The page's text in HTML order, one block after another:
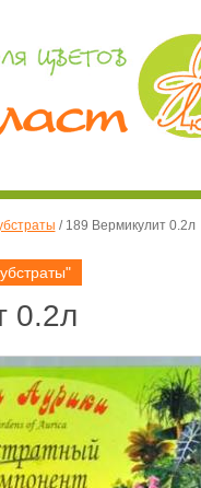
/ 189 Вермикулит 0.2л
0.2л